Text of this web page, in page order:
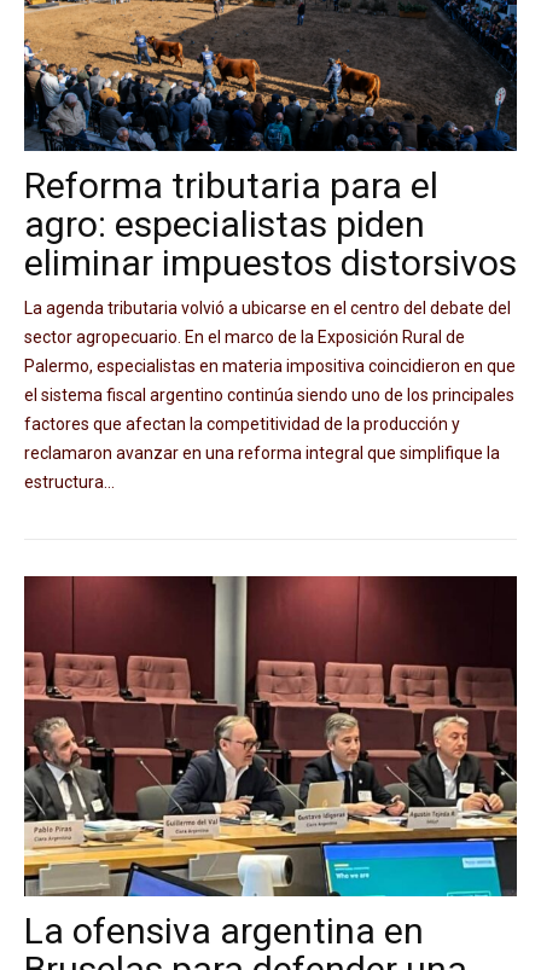
Reforma tributaria para el
agro: especialistas piden
eliminar impuestos distorsivos
La agenda tributaria volvió a ubicarse en el centro del debate del
sector agropecuario. En el marco de la Exposición Rural de
Palermo, especialistas en materia impositiva coincidieron en que
el sistema fiscal argentino continúa siendo uno de los principales
factores que afectan la competitividad de la producción y
reclamaron avanzar en una reforma integral que simplifique la
estructura...
La ofensiva argentina en